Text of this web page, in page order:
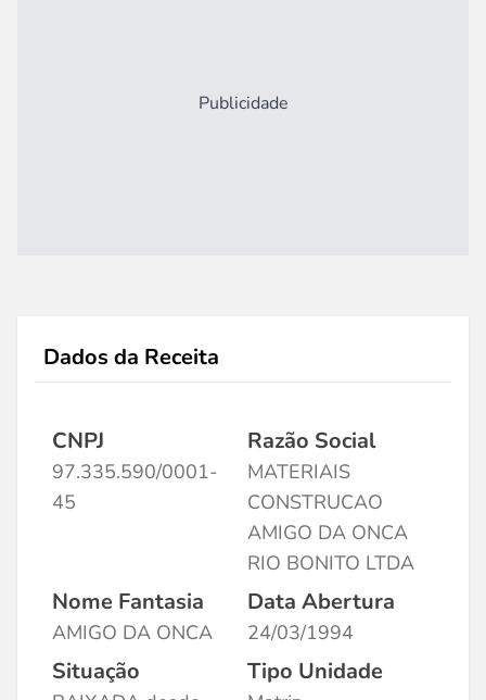
Publicidade
Dados da Receita
CNPJ
97.335.590/0001-
45
Razão Social
MATERIAIS
CONSTRUCAO
AMIGO DA ONCA
RIO BONITO LTDA
Nome Fantasia
AMIGO DA ONCA
Data Abertura
24/03/1994
Situação Tipo Unidade